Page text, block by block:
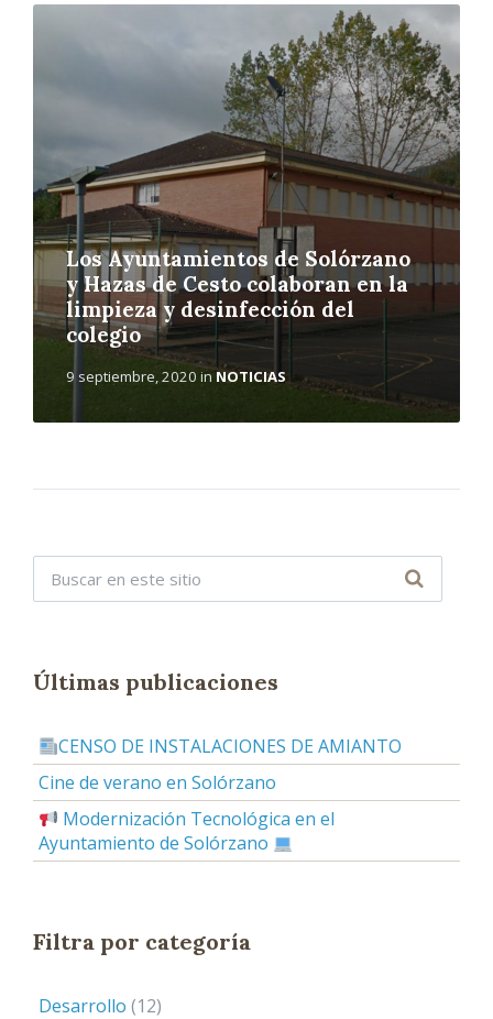
Los Ayuntamientos de Solórzano
y Hazas de Cesto colaboran en la
limpieza y desinfección del
colegio
9 septiembre, 2020 in NOTICIAS
L
Últimas publicaciones
CENSO DE INSTALACIONES DE AMIANTO
Cine de verano en Solórzano
Modernización Tecnológica en el
Ayuntamiento de Solórzano
Filtra por categoría
Desarrollo (12)